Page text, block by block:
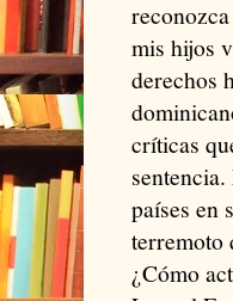
mis hijos
derechos
críticas
países en
terremoto
¿Cómo